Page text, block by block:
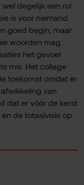
degelijk een rol
is voor niemand
goed begin, maar
woorden mag
het gevoel
mis. Het college
toekomst omdat er
van
dat er vóór de kerst
de totaalvisie op